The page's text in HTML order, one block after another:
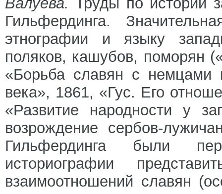
Гильфердинга.
этнографии и языку
поляков, кашубов, поморян
«Борьба славян с немцами
века», 1861, «Гус. Его
«Развитие народности у
возрождение сербов-
Гильфердинга были
историографии
взаимоотношений славян